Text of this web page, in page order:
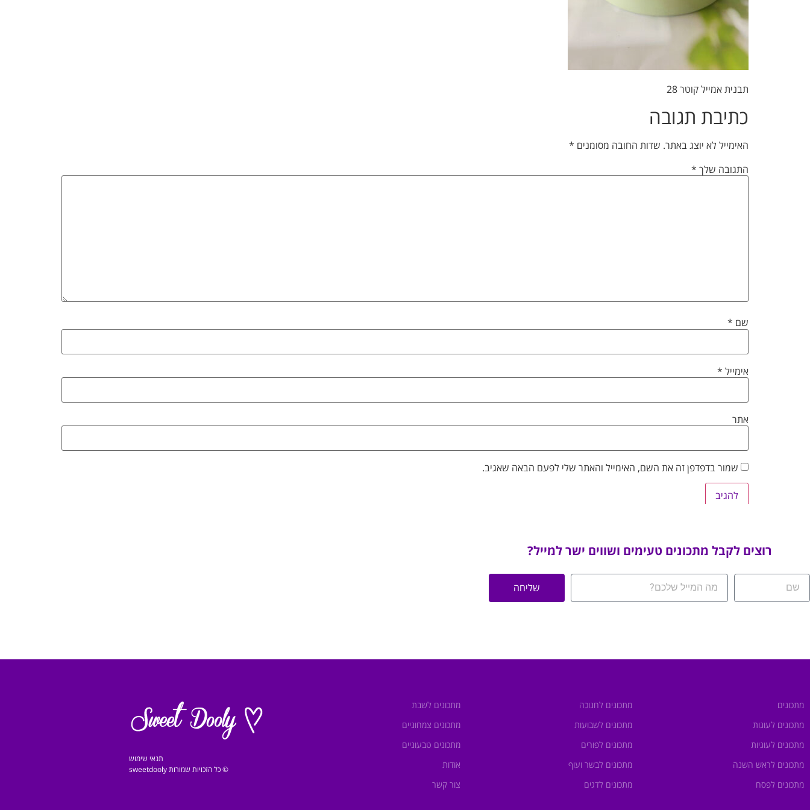
תבנית אמייל קוטר 28
כתיבת תגובה
האימייל לא יוצג באתר. שדות החובה מסומנים *
התגובה שלך *
שם *
אימייל *
אתר
שמור בדפדפן זה את השם, האימייל והאתר שלי לפעם הבאה שאגיב.
רוצים לקבל מתכונים טעימים ושווים ישר למייל?
שליחה
מתכונים
מתכונים לעוגות
מתכונים לעוגיות
מתכונים לראש השנה
מתכונים לפסח
מתכונים לחנוכה
מתכונים לשבועות
מתכונים לפורים
מתכונים לבשר ועוף
מתכונים לדגים
מתכונים לשבת
מתכונים צמחוניים
מתכונים טבעוניים
אודות
צור קשר
תנאי שימוש
© כל הזכויות שמורות sweetdooly